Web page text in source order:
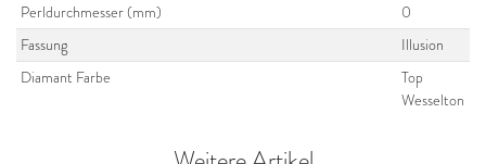
Perldurchmesser (mm)
0
Fassung
Illusion
Diamant Farbe
Top
Wesselton